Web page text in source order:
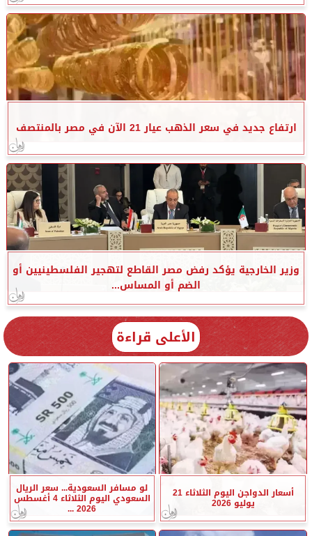
ارتفاع جديد في سعر الذهب عيار 21 الآن في مصر بالمنتصف
وزير الخارجية يؤكد رفض مصر القاطع لتهجير الفلسطينيين أو
الضم أو المساس...
الأعلى قراءة
أسعار الدواجن اليوم الثلاثاء 21
يوليو 2026
لو مسافر السعودية... سعر الريال
السعودي اليوم الثلاثاء 4 أغسطس
2026 ...